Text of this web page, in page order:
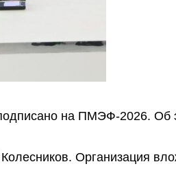
на ПМЭФ-2026. Об
Организация